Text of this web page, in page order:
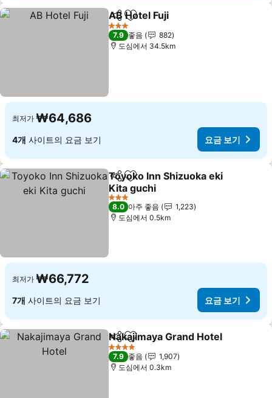
공유 즐겨찾기에 추가
AB Hotel Fuji
3 성급
7.9 좋음
882
도심에서 34.5km
최저가 ₩64,686
4개 사이트의 요금 보기 요금 보기
공유 즐겨찾기에 추가
Toyoko Inn Shizuoka eki
Kita guchi
3 성급
8.0 아주 좋음
1,223
도심에서 0.5km
최저가 ₩66,772
7개 사이트의 요금 보기 요금 보기
공유 즐겨찾기에 추가
Nakajimaya Grand Hotel
4 성급
7.9 좋음
1,907
도심에서 0.3km